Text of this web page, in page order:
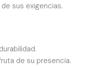
sus exigencias.
de su presencia.